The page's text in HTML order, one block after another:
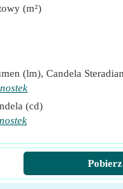
(m²)
(lm), Candela
(cd)
Lumen na wat (lm/W)